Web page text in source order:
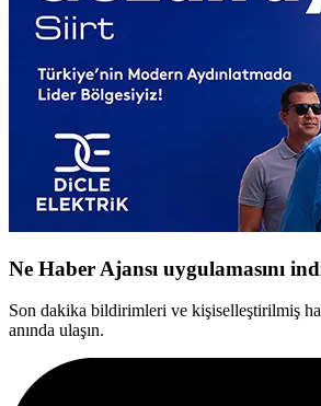
Ne Haber Ajansı uygulamasını
Son dakika bildirimleri ve kişiselleştirilmiş
anında ulaşın.